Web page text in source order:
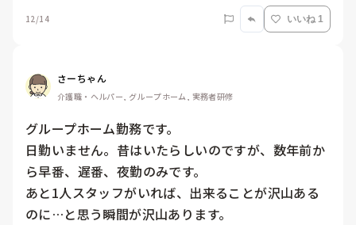
12/14 いいね 1
さーちゃん
介護職・ヘルパー, グループホーム, 実務者研修
グループホーム勤務です。
日勤いません。昔はいたらしいのですが、数年前か
ら早番、遅番、夜勤のみです。
あと1人スタッフがいれば、出来ることが沢山ある
のに…と思う瞬間が沢山あります。